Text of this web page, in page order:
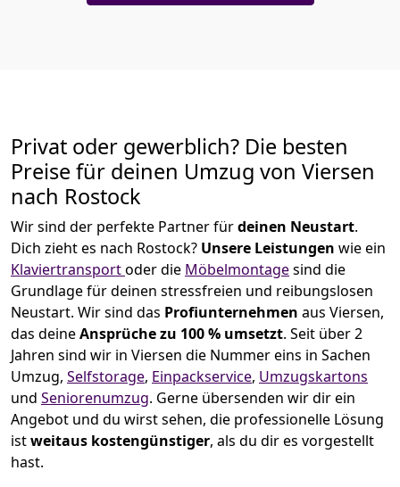
Privat oder gewerblich? Die besten
Preise für deinen Umzug von Viersen
nach Rostock
Wir sind der perfekte Partner fürdeinen Neustart.
Dich zieht es nach Rostock? Unsere Leistungen wie ein
Klaviertransportoder die Möbelmontagesind die
Grundlage für deinen stressfreien und reibungslosen
Neustart. Wir sind das Profiunternehmen aus Viersen,
das deineAnsprüche zu 100 % umsetzt. Seit über 2
Jahren sind wir in Viersen die Nummer eins in Sachen
Umzug, Selfstorage, Einpackservice, Umzugskartons
und Seniorenumzug. Gerne übersenden wir dir ein
Angebot und du wirst sehen, die professionelle Lösung
istweitaus kostengünstiger, als du dir es vorgestellt
hast.